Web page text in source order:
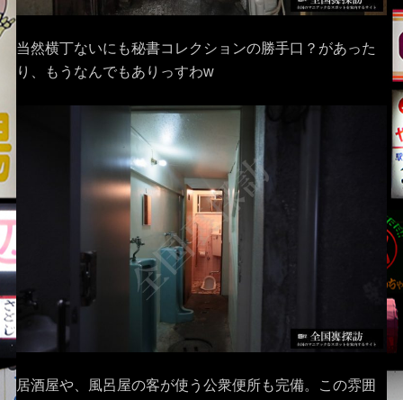
当然横丁ないにも秘書コレクションの勝手口？があった
り、もうなんでもありっすわw
居酒屋や、風呂屋の客が使う公衆便所も完備。この雰囲